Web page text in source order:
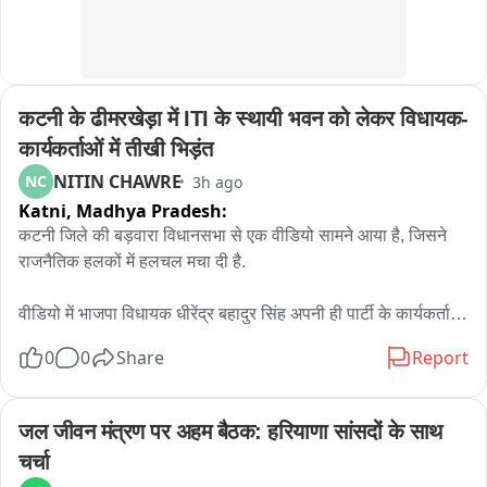
कटनी के ढीमरखेड़ा में ITI के स्थायी भवन को लेकर विधायक-
कार्यकर्ताओं में तीखी भिड़ंत
NC NITIN CHAWRE 3h ago
Katni, Madhya Pradesh:
कटनी जिले की बड़वारा विधानसभा से एक वीडियो सामने आया है, जिसने
राजनैतिक हलकों में हलचल मचा दी है.
वीडियो में भाजपा विधायक धीरेंद्र बहादुर सिंह अपनी ही पार्टी के कार्यकर्ताओं
से लंबित शासकीय आईटीआई की मांग बताई जा रही है.
बताया जाता है कि गुरुवार को भाजपा कार्यकर्ता और ग्रामीण एक जुट होकर
एसडीएम कार्यालय पहुंचे थे. उनका कहना था कि वर्ष 2016 में तत्कालीन
मुख्यमंत्री द्वारा ढीमरखेड़ा में आईटीआई खोलने की घोषणा की गई थी, लेकिन
0 0 Share Report
जल जीवन मंत्रण पर अहम बैठक: हरियाणा सांसदों के साथ
चर्चा